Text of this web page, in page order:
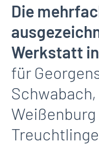
Die
Werkstatt
für
Weißenburg